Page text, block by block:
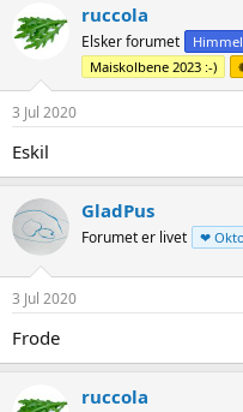
ruccola
Elsker forumet
Maiskolbene 2023 :-)
3 Jul 2020
Eskil
GladPus
Forumet er livet ❤
3 Jul 2020
Frode
ruccola